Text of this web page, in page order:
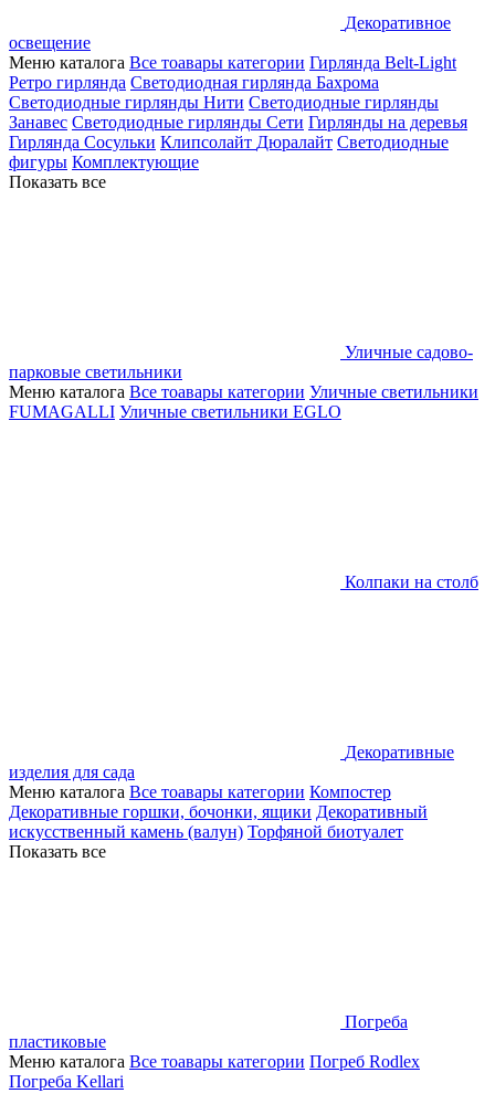
Декоративное
освещение
Меню каталога Все тоавары категории Гирлянда Belt-Light
Ретро гирлянда Светодиодная гирлянда Бахрома
Светодиодные гирлянды Нити Светодиодные гирлянды
Занавес Светодиодные гирлянды Сети Гирлянды на деревья
Гирлянда Сосульки Клипсолайт Дюралайт Светодиодные
фигуры Комплектующие
Показать все
Уличные садово-
парковые светильники
Меню каталога Все тоавары категории Уличные светильники
FUMAGALLI Уличные светильники EGLO
Колпаки на столб
Декоративные
изделия для сада
Меню каталога Все тоавары категории Компостер
Декоративные горшки, бочонки, ящики Декоративный
искусственный камень (валун) Торфяной биотуалет
Показать все
Погреба
пластиковые
Меню каталога Все тоавары категории Погреб Rodlex
Погреба Kellari